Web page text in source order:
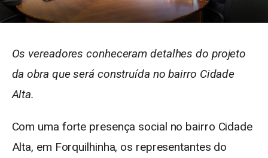
Os vereadores conheceram detalhes do projeto
da obra que será construída no bairro Cidade
Alta.
Com uma forte presença social no bairro Cidade
Alta, em Forquilhinha, os representantes do